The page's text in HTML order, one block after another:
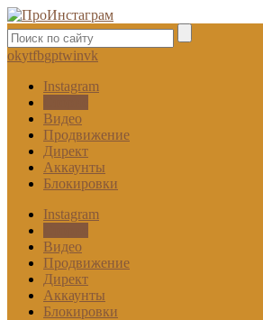
okytfbgptwinvk
Instagram
Видео
Продвижение
Директ
Аккаунты
Блокировки
Instagram
Видео
Продвижение
Директ
Аккаунты
Блокировки